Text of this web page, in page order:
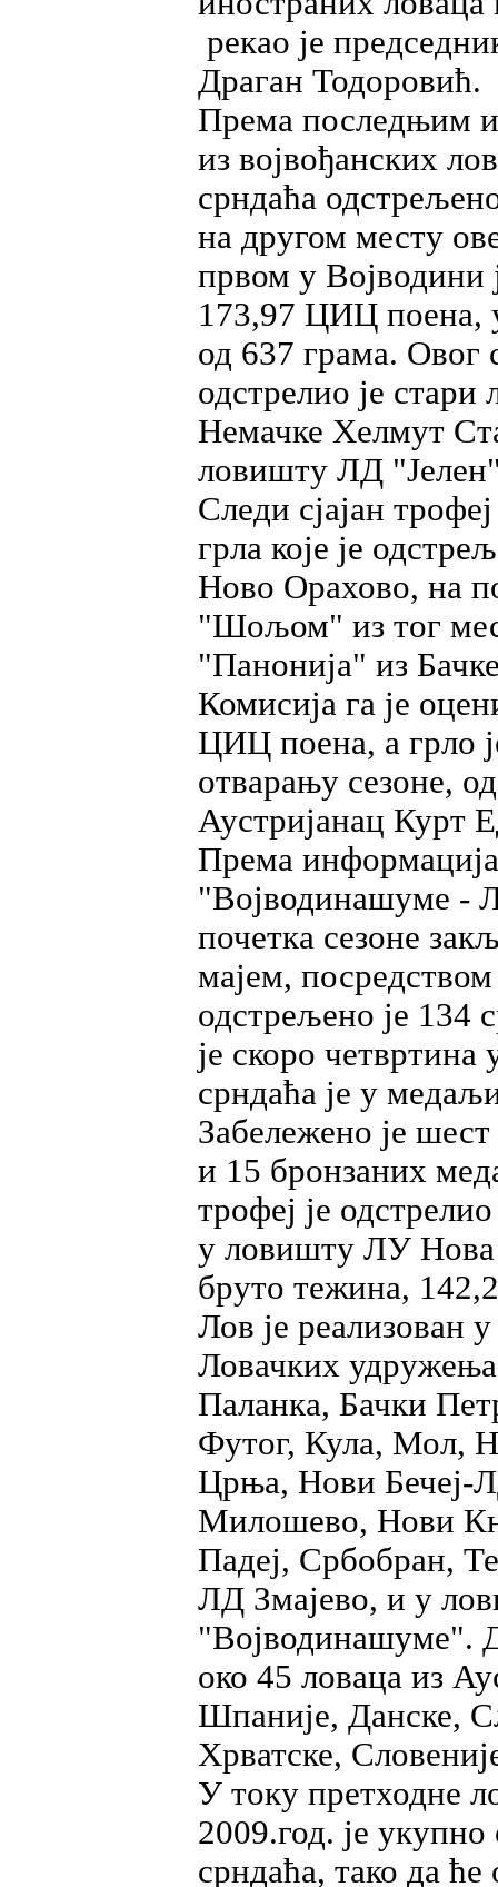
рекао је
Драган Тодоровић.
Према последњим
из војвођанских
срндаћа
на другом месту
првом у Војводини
173,97 ЦИЦ поена,
од 637 грама. Овог
одстрелио је стари
Немачке Хелмут
ловишту ЛД
Следи сјајан
грла које је
Ново Орахово, на
"Шољом" из тог
"Панонија" из
Комисија га је
ЦИЦ поена, а грло
отварању сезоне,
Аустријанац Курт
Према
"Војводинашуме -
почетка сезоне
мајем, посредством
одстрељено је 134
је скоро
срндаћа је у
Забележено је шест
и 15 бронзаних
трофеј је
у ловишту ЛУ
бруто тежина,
Лов је реализован
Ловачких
Паланка, Бачки
Футог, Кула, Мол,
Црња, Нови Бечеј-
Милошево, Нови
Падеј, Србобран,
ЛД Змајево, и у
"Војводинашуме".
око 45 ловаца из
Шпаније, Данске,
Хрватске,
У току претходне
2009.год. је
срндаћа, тако да ће